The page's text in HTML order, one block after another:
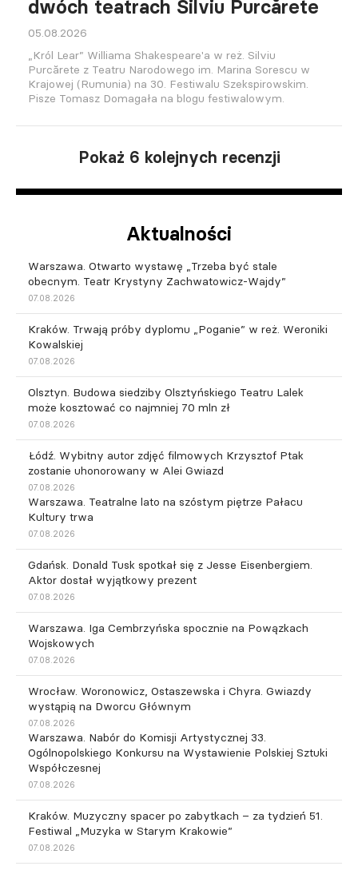
dwóch teatrach Silviu Purcărete
05.08.2026
„Król Lear” Williama Shakespeare'a w reż. Silviu
Purcărete z Teatru Narodowego im. Marina Sorescu w
Krajowej (Rumunia) na 30. Festiwalu Szekspirowskim.
Pisze Tomasz Domagała na blogu festiwalowym.
Pokaż 6 kolejnych recenzji
Aktualności
Warszawa. Otwarto wystawę „Trzeba być stale
obecnym. Teatr Krystyny Zachwatowicz-Wajdy”
07.08.2026
Kraków. Trwają próby dyplomu „Poganie” w reż. Weroniki
Kowalskiej
07.08.2026
Olsztyn. Budowa siedziby Olsztyńskiego Teatru Lalek
może kosztować co najmniej 70 mln zł
07.08.2026
Łódź. Wybitny autor zdjęć filmowych Krzysztof Ptak
zostanie uhonorowany w Alei Gwiazd
07.08.2026
Warszawa. Teatralne lato na szóstym piętrze Pałacu
Kultury trwa
07.08.2026
Gdańsk. Donald Tusk spotkał się z Jesse Eisenbergiem.
Aktor dostał wyjątkowy prezent
07.08.2026
Warszawa. Iga Cembrzyńska spocznie na Powązkach
Wojskowych
07.08.2026
Wrocław. Woronowicz, Ostaszewska i Chyra. Gwiazdy
wystąpią na Dworcu Głównym
07.08.2026
Warszawa. Nabór do Komisji Artystycznej 33.
Ogólnopolskiego Konkursu na Wystawienie Polskiej Sztuki
Współczesnej
07.08.2026
Kraków. Muzyczny spacer po zabytkach – za tydzień 51.
Festiwal „Muzyka w Starym Krakowie”
07.08.2026